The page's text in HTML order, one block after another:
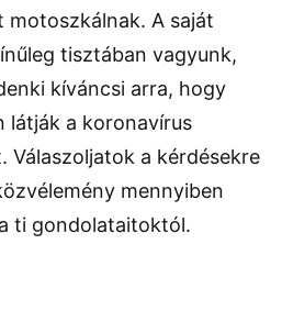
A saját
tisztában vagyunk,
kíváncsi arra, hogy
látják a koronavírus
Válaszoljatok a kérdésekre
mennyiben
ti gondolataitoktól.